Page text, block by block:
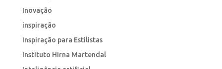
Inovação
inspiração
Inspiração para Estilistas
Instituto Hirna Martendal